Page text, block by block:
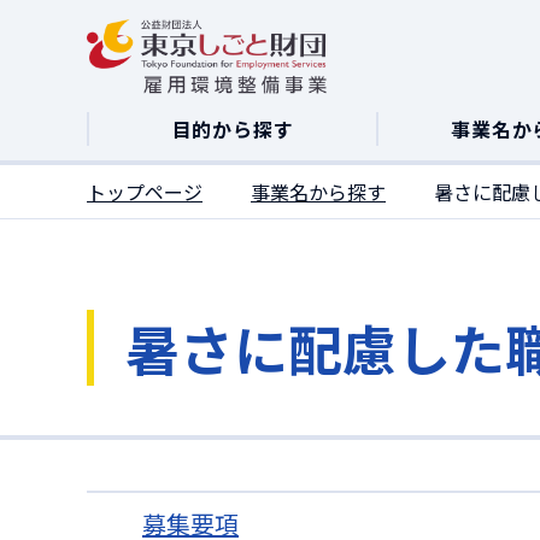
ここがページトップです
目的から探す 事業名か
トップページ 事業名から探す 暑さに配慮
暑さに配慮した
募集要項